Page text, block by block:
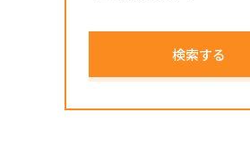
検索する